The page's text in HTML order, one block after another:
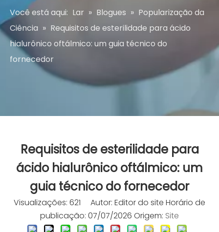
Você está aqui: Lar » Blogues » Popularização da
Ciência » Requisitos de esterilidade para ácido
hialurônico oftálmico: um guia técnico do
fornecedor
Requisitos de esterilidade para
ácido hialurônico oftálmico: um
guia técnico do fornecedor
Visualizações: 621 Autor: Editor do site Horário de
publicação: 07/07/2026 Origem: Site